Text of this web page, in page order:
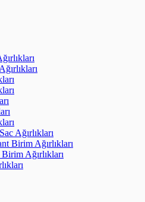
Ağırlıkları
Birim Ağırlıkları
Ağırlıkları